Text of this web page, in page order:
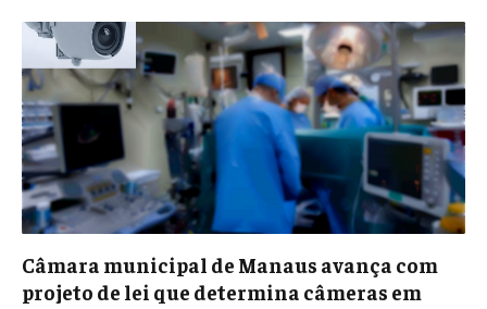
Câmara municipal de Manaus avança com
projeto de lei que determina câmeras em